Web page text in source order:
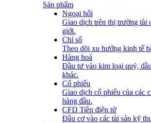
Sản phẩm
Ngoại hối
Giao dịch trên thị trường tài
giới.
Chỉ số
Theo dõi xu hướng kinh tế
Hàng hoá
Đầu tư vào kim loại quý,
khác.
Cổ phiếu
Giao dịch cổ phiếu của các
hàng đầu.
CFD Tiền điện tử
Đầu cơ vào các tài sản kỹ